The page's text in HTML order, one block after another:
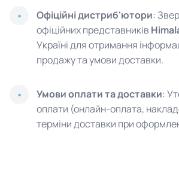
Офіційні дистриб'ютори:
офіційних представників
Україні для отримання
продажу та умови доставки.
Умови оплати та доставки:
оплати (онлайн-оплата,
терміни доставки при